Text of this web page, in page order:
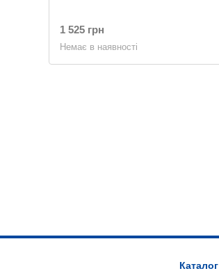
1 525 грн
Немає в наявності
Каталог